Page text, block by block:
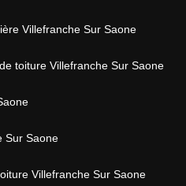
Villefranche Sur Saone
toiture Villefranche Sur Saone
Sur Saone
Villefranche Sur Saone